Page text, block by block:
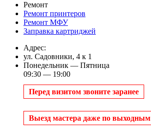
Ремонт
Ремонт принтеров
Ремонт МФУ
Заправка картриджей
Адрес:
ул. Садовники, 4 к 1
Понедельник — Пятница
09:30 — 19:00
Перед визитом звоните заранее
Выезд мастера даже по выходным